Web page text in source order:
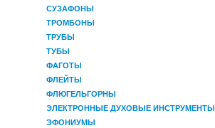
СУЗАФОНЫ
ТРОМБОНЫ
ТРУБЫ
ТУБЫ
ФАГОТЫ
ФЛЕЙТЫ
ФЛЮГЕЛЬГОРНЫ
ЭЛЕКТРОННЫЕ ДУХОВЫЕ ИНСТРУМЕНТЫ
ЭФОНИУМЫ